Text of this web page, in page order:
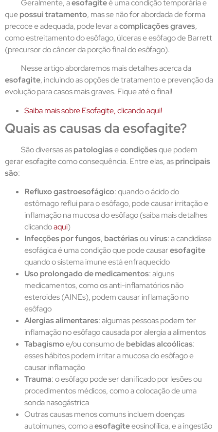
Geralmente, aesofagiteé uma condição temporária e
quepossui tratamento, mas se não for abordada de forma
precoce e adequada, pode levar acomplicações graves,
como estreitamento do esôfago, úlceras e esôfago de Barrett
(precursor do câncer da porção final do esôfago).
Nesse artigo abordaremos mais detalhes acerca da
esofagite, incluindo as opções de tratamento e prevenção da
evolução para casos mais graves. Fique até o final!
Saiba mais sobre Esofagite, clicando aqui!
Quais as causas da esofagite?
São diversas aspatologiasecondiçõesque podem
gerar esofagite como consequência. Entre elas, asprincipais
são:
Refluxo gastroesofágico: quando o ácido do
estômago reflui para o esôfago, pode causar irritação e
inflamação na mucosa do esôfago (saiba mais detalhes
clicandoaqui)
Infecções por fungos, bactériasouvírus: a candidíase
esofágica é uma condição que pode causaresofagite
quando o sistema imune está enfraquecido
Uso prolongado de medicamentos: alguns
medicamentos, como os anti-inflamatórios não
esteroides (AINEs), podem causar inflamação no
esôfago
Alergias alimentares: algumas pessoas podem ter
inflamação no esôfagocausada por alergia a alimentos
Tabagismoe/ou consumo debebidas alcoólicas:
esses hábitos podem irritar a mucosa do esôfago e
causar inflamação
Trauma: o esôfago pode ser danificado por lesões ou
procedimentos médicos, como a colocação de uma
sonda nasogástrica
Outras causas menos comuns incluem doenças
autoimunes, como aesofagiteeosinofílica, e a ingestão